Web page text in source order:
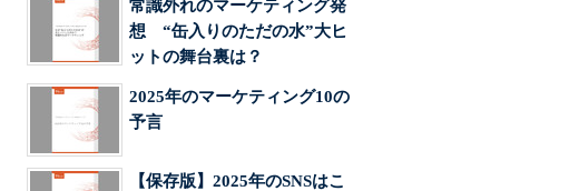
常識外れのマーケティング発
想 “缶入りのただの水”大ヒ
ットの舞台裏は？
2025年のマーケティング10の
予言
【保存版】2025年のSNSはこ